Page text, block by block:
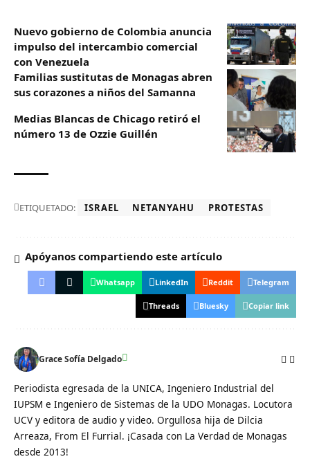
Nuevo gobierno de Colombia anuncia
impulso del intercambio comercial
con Venezuela
Familias sustitutas de Monagas abren
sus corazones a niños del Samanna
Medias Blancas de Chicago retiró el
número 13 de Ozzie Guillén
ETIQUETADO: ISRAEL NETANYAHU PROTESTAS
Apóyanos compartiendo este artículo
Whatsapp LinkedIn Reddit Telegram
Threads Bluesky Copiar link
Grace Sofía Delgado
Periodista egresada de la UNICA, Ingeniero Industrial del
IUPSM e Ingeniero de Sistemas de la UDO Monagas. Locutora
UCV y editora de audio y video. Orgullosa hija de Dilcia
Arreaza, From El Furrial. ¡Casada con La Verdad de Monagas
desde 2013!